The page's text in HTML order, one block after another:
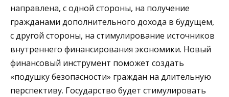
направлена, с одной стороны, на получение
гражданами дополнительного дохода в будущем,
с другой стороны, на стимулирование источников
внутреннего финансирования экономики. Новый
финансовый инструмент поможет создать
«подушку безопасности» граждан на длительную
перспективу. Государство будет стимулировать